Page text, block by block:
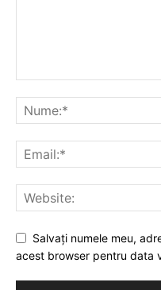
Salvați numele meu,
acest browser pentru data